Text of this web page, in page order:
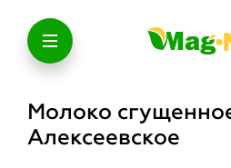
Молоко
Алексеевское